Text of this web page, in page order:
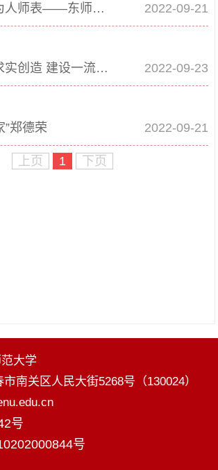
2022-09-21
勤奋创新 为人师表——东师宣传片
2022-09-23
强师报国 求实创造 建设一流师范大学
2022-09-21
”郑德荣
上页 1 下页
大学
南关区人民大街5268号（130024）
号
号